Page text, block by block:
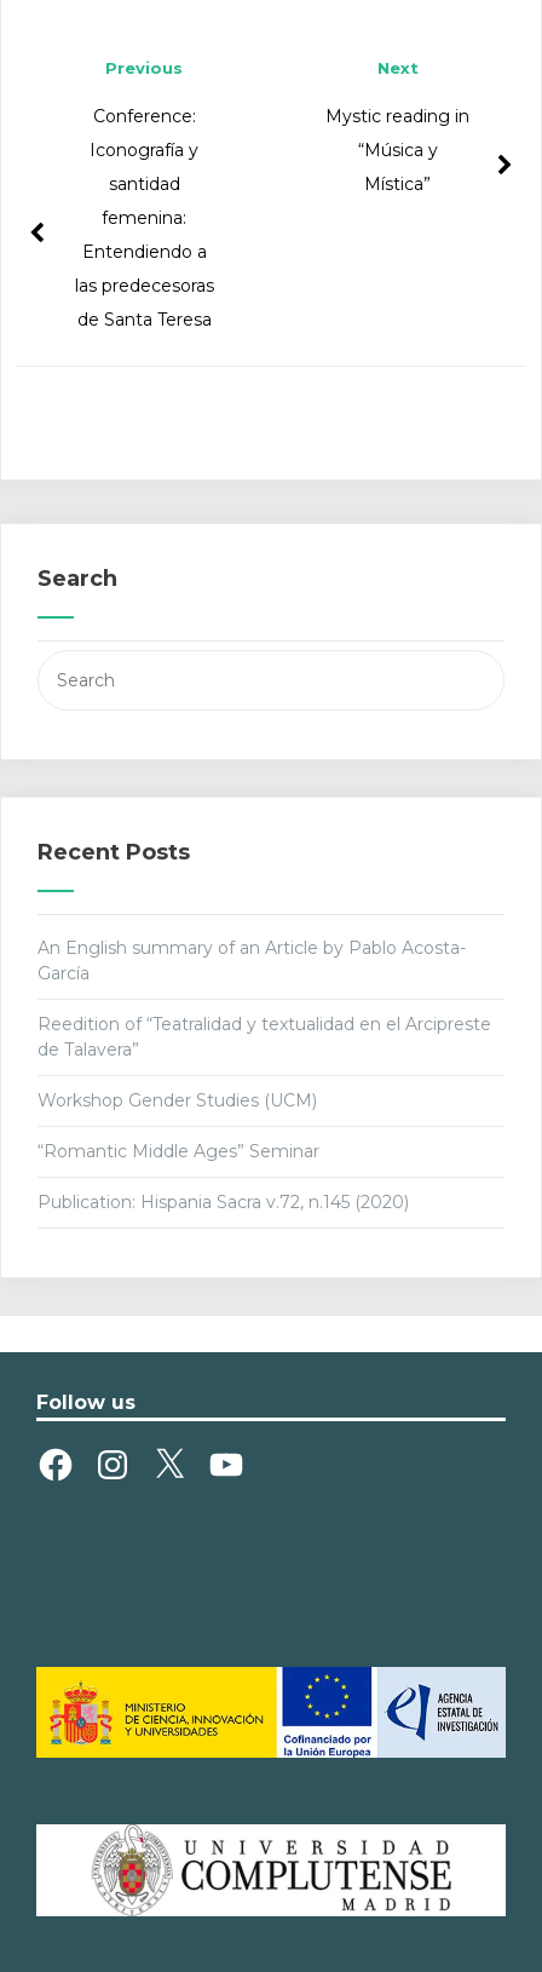
Next
Mystic reading in
“Música y
Mística”
Previous
Conference:
Iconografía y
santidad
femenina:
Entendiendo a
las predecesoras
de Santa Teresa
Search
for:
Recent Posts
An English summary of an Article by Pablo Acosta-
García
Reedition of “Teatralidad y textualidad en el Arcipreste
de Talavera”
Workshop Gender Studies (UCM)
“Romantic Middle Ages” Seminar
Publication: Hispania Sacra v.72, n.145 (2020)
Follow us
FacebookInstagram
X YouTube